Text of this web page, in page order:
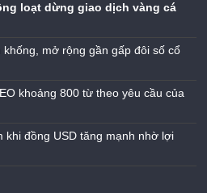
loạt dừng giao dịch vàng cá
mở rộng gần gấp đôi số cổ
khoảng 800 từ theo yêu cầu của
khi đồng USD tăng mạnh nhờ lợi